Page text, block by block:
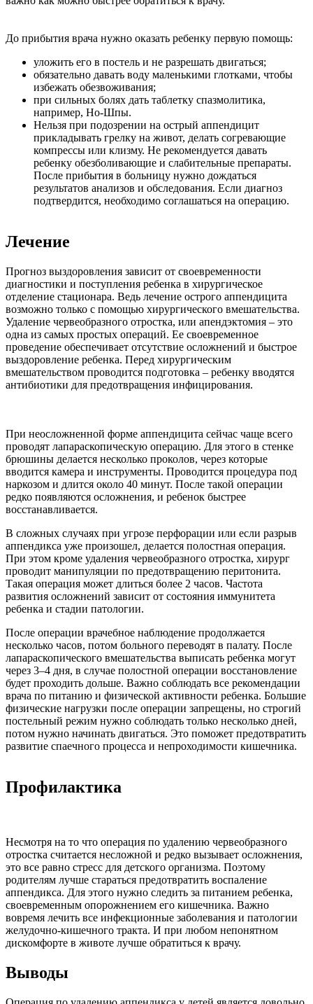
До прибытия врача нужно оказать ребенку первую помощь:
уложить его в постель и не разрешать двигаться;
обязательно давать воду маленькими глотками, чтобы
избежать обезвоживания;
при сильных болях дать таблетку спазмолитика,
например, Но-Шпы.
Нельзя при подозрении на острый аппендицит
прикладывать грелку на живот, делать согревающие
компрессы или клизму. Не рекомендуется давать
ребенку обезболивающие и слабительные препараты.
После прибытия в больницу нужно дождаться
результатов анализов и обследования. Если диагноз
подтвердится, необходимо соглашаться на операцию.
Лечение
Прогноз выздоровления зависит от своевременности
диагностики и поступления ребенка в хирургическое
отделение стационара. Ведь лечение острого аппендицита
возможно только с помощью хирургического вмешательства.
Удаление червеобразного отростка, или апендэктомия – это
одна из самых простых операций. Ее своевременное
проведение обеспечивает отсутствие осложнений и быстрое
выздоровление ребенка. Перед хирургическим
вмешательством проводится подготовка – ребенку вводятся
антибиотики для предотвращения инфицирования.
При неосложненной форме аппендицита сейчас чаще всего
проводят лапараскопическую операцию. Для этого в стенке
брюшины делается несколько проколов, через которые
вводится камера и инструменты. Проводится процедура под
наркозом и длится около 40 минут. После такой операции
редко появляются осложнения, и ребенок быстрее
восстанавливается.
В сложных случаях при угрозе перфорации или если разрыв
аппендикса уже произошел, делается полостная операция.
При этом кроме удаления червеобразного отростка, хирург
проводит манипуляции по предотвращению перитонита.
Такая операция может длиться более 2 часов. Частота
развития осложнений зависит от состояния иммунитета
ребенка и стадии патологии.
После операции врачебное наблюдение продолжается
несколько часов, потом больного переводят в палату. После
лапараскопического вмешательства выписать ребенка могут
через 3–4 дня, в случае полостной операции восстановление
будет проходить дольше. Важно соблюдать все рекомендации
врача по питанию и физической активности ребенка. Большие
физические нагрузки после операции запрещены, но строгий
постельный режим нужно соблюдать только несколько дней,
потом нужно начинать двигаться. Это поможет предотвратить
развитие спаечного процесса и непроходимости кишечника.
Профилактика
Несмотря на то что операция по удалению червеобразного
отростка считается несложной и редко вызывает осложнения,
это все равно стресс для детского организма. Поэтому
родителям лучше стараться предотвратить воспаление
аппендикса. Для этого нужно следить за питанием ребенка,
своевременным опорожнением его кишечника. Важно
вовремя лечить все инфекционные заболевания и патологии
желудочно-кишечного тракта. И при любом непонятном
дискомфорте в животе лучше обратиться к врачу.
Выводы